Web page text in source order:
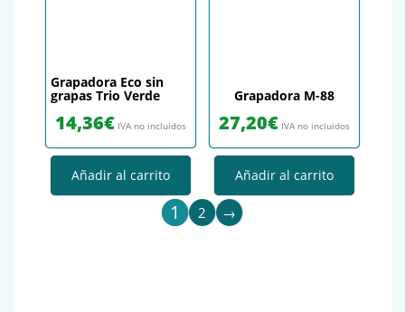
Grapadora Eco sin
grapas Trio Verde
14,36€ IVA no incluidos
Añadir al carrito
Grapadora M-88
27,20€ IVA no incluidos
Añadir al carrito
1 2 →